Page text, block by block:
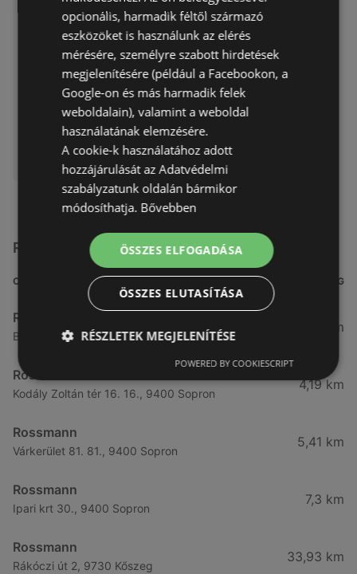
Akciós újság – 14 oldal
A reklámújság eddig érvényes:
2026.08.09
Távolság: 3,83 km
ELÉRHETŐ ITT:
Rossmann
Rossmann üzletek a közelben
CÍM TÁVOLSÁG
Rossmann
Bánfalvi út 6-8., 9400 Sopron
3,83 km
Rossmann
Kodály Zoltán tér 16. 16., 9400 Sopron
4,19 km
Rossmann
Várkerület 81. 81., 9400 Sopron
5,41 km
Rossmann
Ipari krt 30., 9400 Sopron
7,3 km
Rossmann
Rákóczi út 2, 9730 Kőszeg
33,93 km
opcionális, harmadik féltől származó
eszközöket is használunk az elérés
mérésére, személyre szabott hirdetések
megjelenítésére (például a Facebookon, a
Google-on és más harmadik felek
weboldalain), valamint a weboldal
használatának elemzésére.
A cookie-k használatához adott
hozzájárulását az Adatvédelmi
szabályzatunk oldalán bármikor
módosíthatja. Bővebben
ÖSSZES ELFOGADÁSA
ÖSSZES ELUTASÍTÁSA
RÉSZLETEK MEGJELENÍTÉSE
POWERED BY COOKIESCRIPT